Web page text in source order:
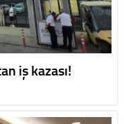
iş kazası!